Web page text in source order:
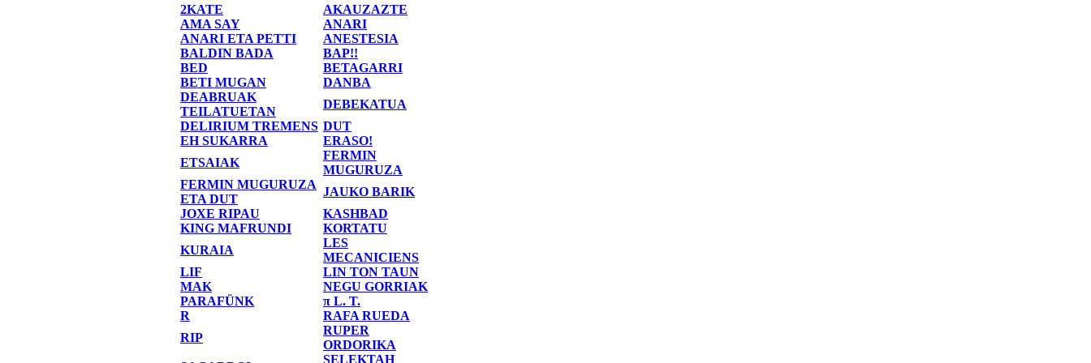
2KATE
AKAUZAZTE
AMA SAY
ANARI
ANARI ETA PETTI
ANESTESIA
BALDIN BADA
BAP!!
BED
BETAGARRI
BETI MUGAN
DANBA
DEABRUAK
TEILATUETAN
DEBEKATUA
DELIRIUM TREMENS DUT
EH SUKARRA
ERASO!
ETSAIAK
FERMIN
MUGURUZA
FERMIN MUGURUZA
ETA DUT
JAUKO BARIK
JOXE RIPAU
KASHBAD
KING MAFRUNDI
KORTATU
KURAIA
LES
MECANICIENS
LIF
LIN TON TAUN
MAK
NEGU GORRIAK
PARAFÜNK
π L. T.
R
RAFA RUEDA
RIP
RUPER
ORDORIKA
SELEKTAH